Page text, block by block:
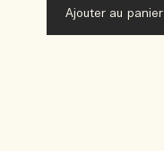
Ajouter au panier